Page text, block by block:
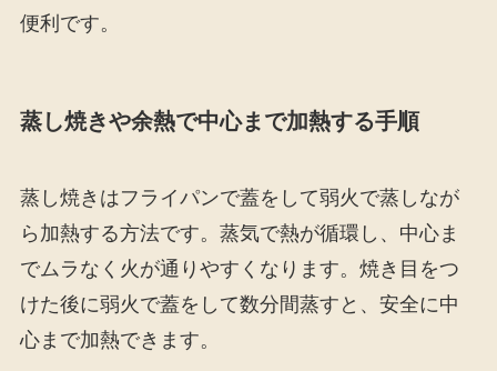
便利です。
蒸し焼きや余熱で中心まで加熱する手順
蒸し焼きはフライパンで蓋をして弱火で蒸しなが
ら加熱する方法です。蒸気で熱が循環し、中心ま
でムラなく火が通りやすくなります。焼き目をつ
けた後に弱火で蓋をして数分間蒸すと、安全に中
心まで加熱できます。